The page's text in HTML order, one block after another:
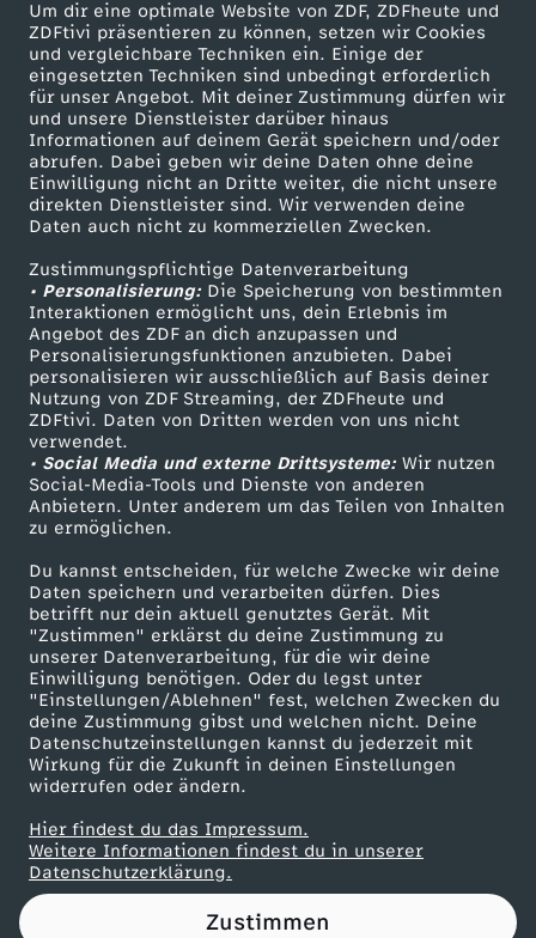
Um dir eine optimale Website von ZDF, ZDFheute und
ZDFtivi präsentieren zu können, setzen wir Cookies
und vergleichbare Techniken ein. Einige der
eingesetzten Techniken sind unbedingt erforderlich
für unser Angebot. Mit deiner Zustimmung dürfen wir
und unsere Dienstleister darüber hinaus
Informationen auf deinem Gerät speichern und/oder
abrufen. Dabei geben wir deine Daten ohne deine
Einwilligung nicht an Dritte weiter, die nicht unsere
direkten Dienstleister sind. Wir verwenden deine
Daten auch nicht zu kommerziellen Zwecken.
Zustimmungspflichtige Datenverarbeitung
• Personalisierung:Die Speicherung von bestimmten
Interaktionen ermöglicht uns, dein Erlebnis im
Angebot des ZDF an dich anzupassen und
Personalisierungsfunktionen anzubieten. Dabei
personalisieren wir ausschließlich auf Basis deiner
Nutzung von ZDF Streaming, der ZDFheute und
ZDFtivi. Daten von Dritten werden von uns nicht
verwendet.
• Social Media und externe Drittsysteme:Wir nutzen
Social-Media-Tools und Dienste von anderen
Anbietern. Unter anderem um das Teilen von Inhalten
zu ermöglichen.
Du kannst entscheiden, für welche Zwecke wir deine
Daten speichern und verarbeiten dürfen. Dies
betrifft nur dein aktuell genutztes Gerät. Mit
"Zustimmen" erklärst du deine Zustimmung zu
unserer Datenverarbeitung, für die wir deine
Einwilligung benötigen. Oder du legst unter
"Einstellungen/Ablehnen" fest, welchen Zwecken du
deine Zustimmung gibst und welchen nicht. Deine
Datenschutzeinstellungen kannst du jederzeit mit
Wirkung für die Zukunft in deinen Einstellungen
widerrufen oder ändern.
Hier findest du das Impressum.
Weitere Informationen findest du in unserer
Datenschutzerklärung.
Zustimmen
0
2
5
/
2
6
-
L
a
n
g
l
a
u
f
:
Mehr ZDF
ZDF-Apps
Smart TV
ZDFtext
Livestreams
Sendungen A-Z
TV-Programm
Service
ZDFmitreden
Kontakt zum ZDF
Tickets
Zuschauerservice
Hilfe
ZDF Unternehmen
Karriere
ZDF goes Schule
Werbefernsehen
Mainzelmännchen
Partner